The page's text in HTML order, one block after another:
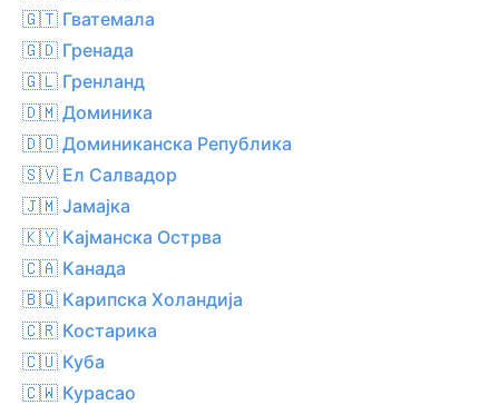
🇬🇹 Гватемала
🇬🇩 Гренада
🇬🇱 Гренланд
🇩🇲 Доминика
🇩🇴 Доминиканска Република
🇸🇻 Ел Салвадор
🇯🇲 Јамајка
🇰🇾 Кајманска Острва
🇨🇦 Канада
🇧🇶 Карипска Холандија
🇨🇷 Костарика
🇨🇺 Куба
🇨🇼 Курасао